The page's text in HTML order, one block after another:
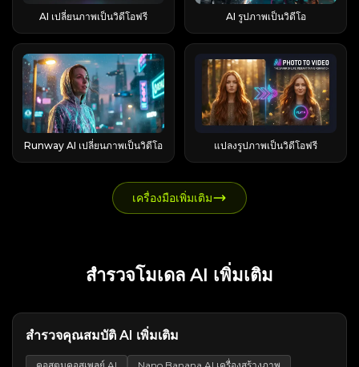
เริ่มต้นจากภาพถ่ายเดี่ยวหรือจากเฟรมแรกของวิดีโอ
ของคุณก็ได้ ขั้นตอนการคลิกแทบจะเหมือนกัน ขั้น
Zoom Out เปิด Higgsfield AI และค้นหาการ
เคลื่อนไหว Earth Zoom Out (ซึ่งรวมอยู่ใน
“Effects Pack 5”) เลือกตัวเลือกนี้เพื่อเริ่มการสร้างรุ่น
ใหม่ — ซึ่งจะล็อกการถอยกล้องไว้ คุณจึงไม่ต้อง
อธิบายการเคลื่อนไหวทั้งหมดตั้งแต่ต้น ขั้นตอนที่ 2
— อัปโหลดรูปภาพ หรือบันทึกเฟรมแรกของวิดีโอ
ของคุณ สำหรับรูปภาพ ให้อัปโหลดภาพที่มีความ
ละเอียดสูงและคมชัด โดยมีตัวแบบที่ชัดเจน สำหรับ
วิดีโอของคุณเป็นภาพหน้าจอ แล้วอัปโหลดภาพนั้น
แทน การใช้เฟรมแรกมีความสำคัญ: เพราะมันจะช่วย
ให้ภาพที่สร้างจาก AI เชื่อมต่อกับภาพจริงได้อย่าง
และเลือกรูปแบบ (Lite / Standard / Turbo) ผู้สร้าง
หลายคนรายงานว่าตอนนี้คุณสามารถ "สร้างงานได้
เตือนสั้นๆ จะช่วยให้คุณควบคุมเส้นทางและปลาย
ทางได้มากขึ้น (รายละเอียดเพิ่มเติมอยู่ด้านล่าง) เลือก
โมเดลตามข้อดีข้อเสีย: รุ่น Lite นั้นฟรีและเร็วพอใช้
ในขณะที่รุ่น Standard/Turbo จะช่วยเพิ่มคุณภาพ
ตลาด Runable ทำงานบนลูปที่ทำซ้ำได้ และบน
เครื่องเสมือนที่ทำหน้าที่คลิกและสร้างโปรแกรมจริง ๆ
ขั้นตอนการทำงาน: วางแผน → แสดงภาพ → ลงมือ
ทำ → ทำซ้ำ วงจรหลักนั้นเรียบง่าย: Runable จะช่วย
ให้คุณเข้าใจเจตนาของคุณชัดเจนขึ้น แสดงตัวอย่าง
แผนงาน ลงมือทำ แล้วจึงปรับปรุงแก้ไข นิสัยการตั้ง
คำถามก่อนนั้นสำคัญกว่าที่คิด การกำหนดนิยามของ
"งานที่เสร็จสมบูรณ์" ก่อนที่จะเริ่มลงมือสร้าง จะช่วย
หลีกเลี่ยงผลลัพธ์ที่ไม่สอดคล้องกัน ซึ่งจะทำให้เสีย
เวลาและทรัพยากรโดยเปล่าประโยชน์ โหมดวางแผน
และการอนุมัติโดยมนุษย์ โหมดวางแผนคือชั้นความ
น่าเชื่อถือ ก่อนที่ Runable จะเริ่มสร้างอะไรก็ตาม มัน
จะแสดงแผนงานให้คุณอนุมัติ และคุณสามารถคัด
ลอกโปรเจกต์หรือย้อนกลับไปยังเวอร์ชันก่อนหน้าได้
ขั้นตอนการดูตัวอย่างก่อนสร้างนั้นเป็นโอกาสของคุณ
การทำงาน Runable ใช้คอมพิวเตอร์เสมือน
Ubuntu เป็นตัวกลาง ทำให้สามารถเรียกดูข้อมูล
กำลังใช้แป้นพิมพ์ แอปนี้เชื่อมต่อกับแอปภายนอก
ผ่านตัวเชื่อมต่อ และจัดเก็บหน่วยความจำของ
แบรนด์เพื่อให้ได้แบบอักษร สี และโทนเสียงที่
สม่ำเสมอ ข้อควรระวังอย่างหนึ่งคือ การโฆษณาว่ามี
ระบบจะใช้ซอฟต์แวร์ Nano Banana Pro และ 2,
FLUX 2 และ GPT Image 2 ข้อควรจำ: เลือกใช้ Veo
3 เมื่อต้องการภาพที่สมจริง เลือกใช้ Kling เมื่อตัว
ละครต้องดูเหมือนเดิมในทุกฉาก และเลือกใช้
Seedance หรือ Sora สำหรับภาพเคลื่อนไหวที่มีสไตล์
การที่ทุกอย่างรวมอยู่ในที่เดียวกันนี่แหละคือจุดขาย
ที่แท้จริง การแปลงข้อความเป็นวิดีโอ กับ การแปลง
รูปภาพเป็นวิดีโอ: สิ่งที่คุณสามารถสร้างได้จริงนั้น มี
สองเส้นทางหลัก การแปลงข้อความเป็นวิดีโอจะสร้าง
คลิปโดยตรงจากข้อความที่เขียนไว้ ในขณะที่การ
แปลงรูปภาพเป็นวิดีโอจะสร้างภาพเคลื่อนไหวจากรูป
ถ่ายที่คุณป้อน ทำให้คุณควบคุมผลลัพธ์ได้มากขึ้น
ประโยชน์สำหรับพื้นหลังสไตล์ Spotify Canvas)
เครื่องมือ Recast สำหรับปรับแต่งฟุตเทจ การซิงค์
ค้า Shopify Flashloop มีราคาเท่าไหร่? คำอธิบาย
เรื่องราคาและเครดิต นี่คือจุดที่ Flashloop เริ่มซับ
คำนวณตัวเลขรายเดือนด้วยตนเอง ด้านล่างนี้คือหลัก
ทางด้านซ้ายเพื่อเข้าสู่หน้าสร้างวิดีโอของ Viggle AI
ในหน้านี้ Viggle AI ยังแนะนำตัวอย่างวิดีโอ AI ยอด
นิยมตามการใช้งานที่แพร่หลายและรูปแบบการ
สร้างสรรค์อีกด้วย คุณสามารถคลิกวิดีโอแนะนำเพื่อ
คัดลอกการตั้งค่าเดียวกันไปยังพื้นที่ทำงานแก้ไข จาก
นั้นศึกษาโครงสร้างคำแนะนำ ทิศทางภาพ และการ
ตั้งค่าการสร้างวิดีโอได้ สำหรับผู้ใช้ที่ต้องการสร้าง
วิดีโอ AI ที่ดูดีขึ้น คำแนะนำสำเร็จรูปไม่ได้เป็นเพียง
แค่แม่แบบที่คัดลอกวางได้เท่านั้น สิ่งเหล่านี้คือสื่อ
การเรียนรู้ การศึกษาว่าครีเอเตอร์คนอื่นๆ บรรยายตัว
ละคร การกระทำ ฉาก สไตล์กล้อง และบรรยากาศทาง
ทำให้โจทย์นั้นมีประสิทธิภาพ การค้นหาพรอมต์บน
TikTok, YouTube และ Reddit ● TikTok: ติดตาม
แฮชแท็ก #ViggleAIprompt เพื่อค้นหาพรอมต์ยอด
Sejin AI (138 วิว) มักจะแชร์รายละเอียดพรอมต์ ●
Reddit: ชุมชนต่างๆ เช่น r/StableDiffusion จะพูด
พร้อมทั้งส่งเสริมให้ผู้ใช้เรียนรู้ ทดสอบ และปรับปรุงพร
ข้อมูลต่างๆ ด้วยเหตุนี้ เราจึงจะยังคงอัปเดตชุด
เชื่อเสียก่อน แนวคิดนั้นเรียบง่าย แต่มีรายละเอียด
ปลีกย่อยหลายอย่างที่ทำให้ผู้ใช้ใหม่สับสน เครดิตคือ
อะไรและใช้อย่างไร เครดิตทำหน้าที่เป็นสกุลเงิน
ภายในของ EaseMate โดยมีอัตราประมาณ 1
ดอลลาร์สหรัฐฯ = 100 เครดิต แต่ละรุ่น ไม่ว่าจะเป็น
รูปภาพ วิดีโอ หรือการตอบแชทแบบปรับปรุง จะหัก
คะแนนเป็นจำนวนที่กำหนดไว้ ค่าใช้จ่ายจะ
เปลี่ยนแปลงไปตามระดับคุณภาพของโมเดลและ
ความละเอียดของผลลัพธ์ และการหักค่าใช้จ่ายจะเกิด
ขึ้นในแต่ละรุ่น ไม่ใช่ในแต่ละเซสชัน ค่าใช้จ่าย
เครดิตตามฟีเจอร์: การแชท การสร้างภาพ และวิดีโอ
ประมาณ Veo 3 วิดีโอเร็ว ~140 เครดิต Veo 3 วิดีโอ
เต็มรูปแบบ ~700 เครดิต การสร้างภาพมาตรฐาน 5-
20 เครดิต โมเดลภาพพรีเมียม (ระดับกลาง) 20-50
สร้างสิ่งใดๆ ถือเป็นสิ่งสำคัญอย่างยิ่ง โทเค็นแชทฟรี
แชท AI ฟรี 200 โทเค็นทุกวัน โดยไม่ต้องใช้เครดิต
เนื้อหานี้ครอบคลุมถึงการสนทนาผ่านข้อความ การ
ระดมความคิด การจัดการงานที่เกี่ยวข้องกับข้อความ
ปลอดภัยภายในบ้าน LunaHome ด้านล่าง การ
จัดการโครงการด้วย Luna.ai ด้านล่าง โปรโตคอล
ทดลองค้าปลีก Andon Labs Luna ด้านล่าง หุ่นยนต์
ฮิวมานอยด์ LimX Luna ด้านล่าง การผลิตเพลง
Universal Audio LUNA ด้านล่าง Luna.ai — การ
ส่งอีเมลเย็นและการติดต่อลูกค้าเป้าหมายด้วย AI
Luna.ai เป็นแพลตฟอร์มการขายแบบอัตโนมัติที่มอง
เห็นได้ชัดเจนที่สุดในเชิงพาณิชย์ ซึ่งจัดการการค้นหา
ลูกค้าเป้าหมายตั้งแต่ต้นจนจบ คุณสมบัติหลักและวิธี
การทำงานของ Luna.ai แพลตฟอร์มนี้ดึงข้อมูลจาก
275 ล้านราย สร้างอีเมลเย็นแบบเฉพาะบุคคล จัดการ
ลำดับการติดต่อเพื่อสร้างความสัมพันธ์ และติดตาม
ผลโดยอัตโนมัติ ระบบนี้เชื่อมต่อกับแอปพลิเคชันกว่า
ราคารวมที่นั่งไม่จำกัด — เหมาะสำหรับทีมงาน แต่
ราคาสูงสำหรับผู้ใช้งานคนเดียว รีวิวและการให้
รีวิว) Capterra: 4.7/5 (35 รีวิว) Trustpilot: 2.6/5 —
แต่คะแนนนี้ไม่น่าเชื่อถือ เนื่องจากรีวิวของผลิตภัณฑ์
Luna อื่นๆ ที่ไม่เกี่ยวข้องปะปนอยู่ด้วย เว็บไซต์
Originality.ai ให้คะแนนโดยรวม 7/10 ทางเลือกที่ดี
AI เปลี่ยนภาพเป็นวิดีโอฟรี AI รูปภาพเป็นวิดีโอ
Runway AI เปลี่ยนภาพเป็นวิดีโอ แปลงรูปภาพเป็นวิดีโอฟรี
เครื่องมือเพิ่มเติม
สำรวจโมเดล AI เพิ่มเติม
สำรวจคุณสมบัติ AI เพิ่มเติม